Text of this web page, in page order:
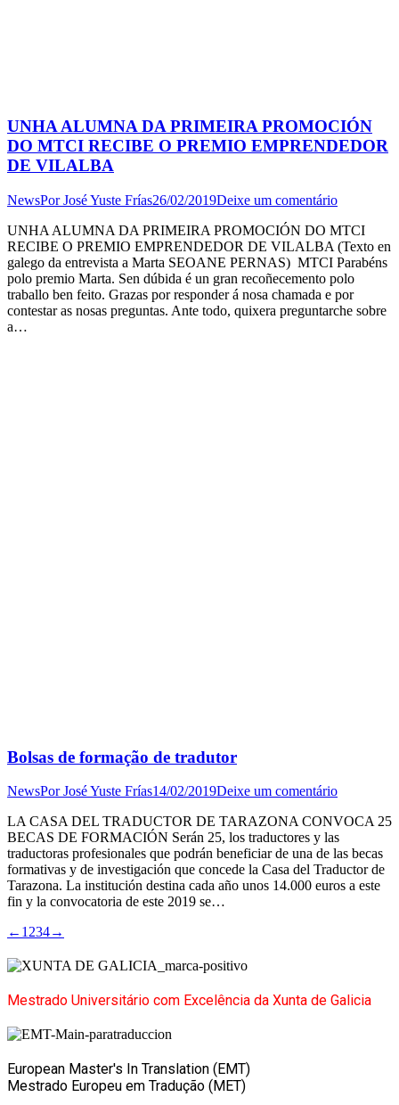
UNHA ALUMNA DA PRIMEIRA PROMOCIÓN
DO MTCI RECIBE O PREMIO EMPRENDEDOR
DE VILALBA
NewsPorJosé Yuste Frías26/02/2019Deixe um comentário
UNHA ALUMNA DA PRIMEIRA PROMOCIÓN DO MTCI
RECIBE O PREMIO EMPRENDEDOR DE VILALBA (Texto en
galego da entrevista a Marta SEOANE PERNAS) MTCI Parabéns
polo premio Marta. Sen dúbida é un gran recoñecemento polo
traballo ben feito. Grazas por responder á nosa chamada e por
contestar as nosas preguntas. Ante todo, quixera preguntarche sobre
a…
Bolsas de formação de tradutor
NewsPorJosé Yuste Frías14/02/2019Deixe um comentário
LA CASA DEL TRADUCTOR DE TARAZONA CONVOCA 25
BECAS DE FORMACIÓN Serán 25, los traductores y las
traductoras profesionales que podrán beneficiar de una de las becas
formativas y de investigación que concede la Casa del Traductor de
Tarazona. La institución destina cada año unos 14.000 euros a este
fin y la convocatoria de este 2019 se…
← 1 234→
Mestrado Universitário com Excelência da Xunta de Galicia
European Master's In Translation (EMT)
Mestrado Europeu em Tradução (MET)